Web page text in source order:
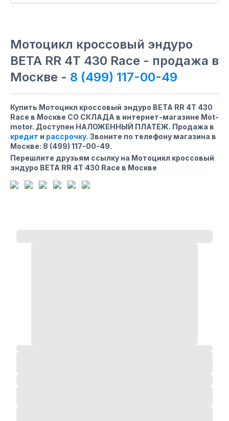
Мотоцикл кроссовый эндуро
BETA RR 4T 430 Race - продажа в
Москве - 8 (499) 117-00-49
Купить Мотоцикл кроссовый эндуро BETA RR 4T 430
Race в Москве СО СКЛАДА в интернет-магазине Mot-
motor. Доступен НАЛОЖЕННЫЙ ПЛАТЕЖ. Продажа в
кредит и рассрочку. Звоните по телефону магазина в
Москве: 8 (499) 117-00-49.
Перешлите друзьям ссылку на Мотоцикл кроссовый
эндуро BETA RR 4T 430 Race в Москве